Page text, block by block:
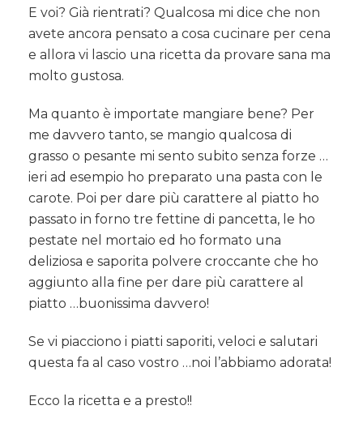
E voi? Già rientrati? Qualcosa mi dice che non
avete ancora pensato a cosa cucinare per cena
e allora vi lascio una ricetta da provare sana ma
molto gustosa.
Ma quanto è importate mangiare bene? Per
me davvero tanto, se mangio qualcosa di
grasso o pesante mi sento subito senza forze …
ieri ad esempio ho preparato una pasta con le
carote. Poi per dare più carattere al piatto ho
passato in forno tre fettine di pancetta, le ho
pestate nel mortaio ed ho formato una
deliziosa e saporita polvere croccante che ho
aggiunto alla fine per dare più carattere al
piatto …buonissima davvero!
Se vi piacciono i piatti saporiti, veloci e salutari
questa fa al caso vostro …noi l’abbiamo adorata!
Ecco la ricetta e a presto!!